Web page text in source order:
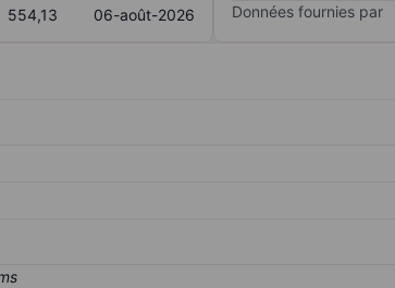
554,13 06-août-2026 Données fournies par